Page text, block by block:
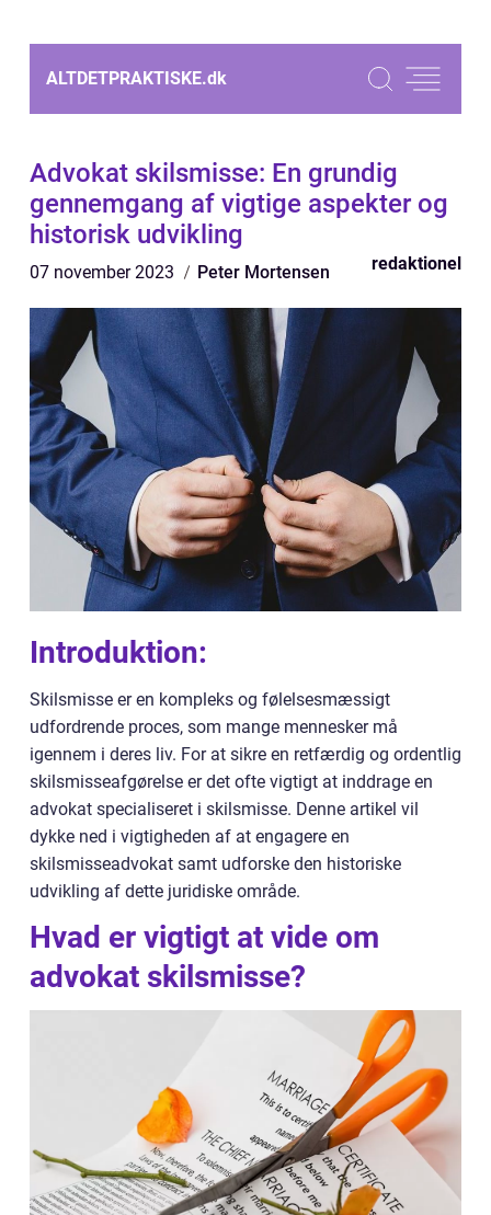
ALTDETPRAKTISKE.dk
Advokat skilsmisse: En grundig
gennemgang af vigtige aspekter og
historisk udvikling
07 november 2023 Peter Mortensen redaktionel
Introduktion:
Skilsmisse er en kompleks og følelsesmæssigt
udfordrende proces, som mange mennesker må
igennem i deres liv. For at sikre en retfærdig og ordentlig
skilsmisseafgørelse er det ofte vigtigt at inddrage en
advokat specialiseret i skilsmisse. Denne artikel vil
dykke ned i vigtigheden af at engagere en
skilsmisseadvokat samt udforske den historiske
udvikling af dette juridiske område.
Hvad er vigtigt at vide om
advokat skilsmisse?